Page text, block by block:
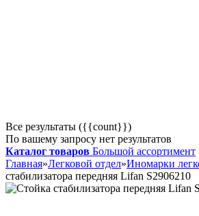
Все результаты ({{count}})
По вашему запросу нет результатов
Каталог товаров Большой ассортимент
Главная»Легковой отдел»Иномарки
стабилизатора передняя Lifan S2906210